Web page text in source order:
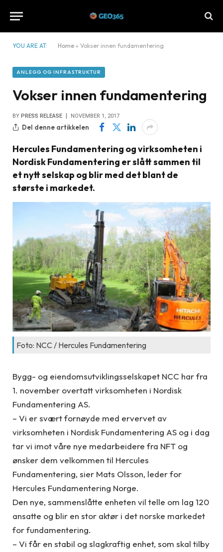
YOU ARE AT: Home » Vokser innen fundamentering
ANLEGG OG INFRASTRUKTUR
Vokser innen fundamentering
BY PRESS RELEASE NOVEMBER 1, 2017
Del denne artikkelen
Hercules Fundamentering og virksomheten i
Nordisk Fundamentering er slått sammen til
et nytt selskap og blir med det blant de
største i markedet.
Foto: NCC / Hercules Fundamentering
Bygg- og eiendomsutviklingsselskapet NCC har fra
1. november overtatt virksomheten i Nordisk
Fundamentering AS.
– Vi er svært fornøyde med ervervet av
virksomheten i Nordisk Fundamentering AS og i dag
tar vi imot våre nye medarbeidere fra NFT og
ønsker dem velkommen til Hercules
Fundamentering, sier Mats Olsson, leder for
Hercules Fundamentering Norge.
Den nye, sammenslåtte enheten vil telle om lag 120
ansatte og blir en stor aktør i det norske markedet
for fundamentering.
– Vi får en stabil og slagkraftig enhet, som skal tilby